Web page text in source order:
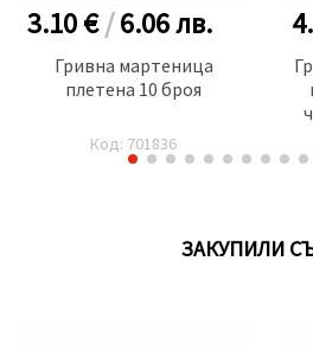
3.10 €/6.06лв.
Гривна мартеница
плетена 10 броя
Код: 701836
ЗАКУПИЛИ